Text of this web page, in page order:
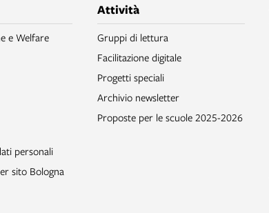
e Welfare
personali
sito Bologna
Attività
Gruppi di lettura
Facilitazione digitale
Progetti speciali
Archivio newsletter
Proposte per le scuole 2025-2026